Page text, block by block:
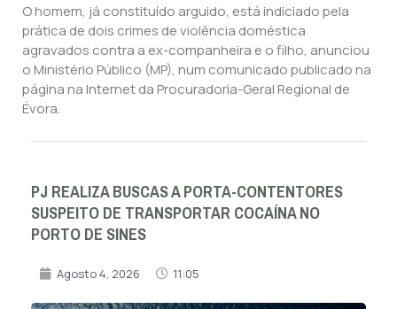
O homem, já constituído arguido, está indiciado pela
prática de dois crimes de violência doméstica
agravados contra a ex-companheira e o filho, anunciou
o Ministério Público (MP), num comunicado publicado na
página na Internet da Procuradoria-Geral Regional de
Évora.
PJ REALIZA BUSCAS A PORTA-CONTENTORES
SUSPEITO DE TRANSPORTAR COCAÍNA NO
PORTO DE SINES
Agosto 4, 2026 11:05